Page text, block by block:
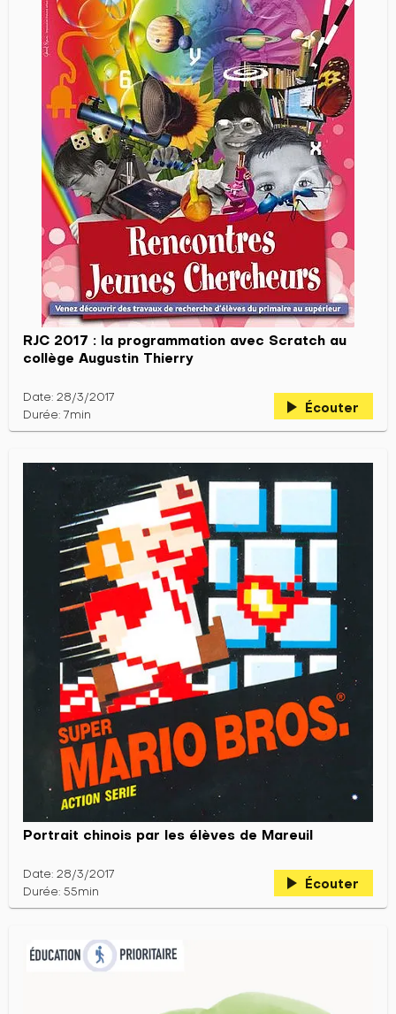
RJC 2017 : la programmation avec Scratch au
collège Augustin Thierry
Date: 28/3/2017
Durée: 7min
play_arrow Écouter
Portrait chinois par les élèves de Mareuil
Date: 28/3/2017
Durée: 55min
play_arrow Écouter